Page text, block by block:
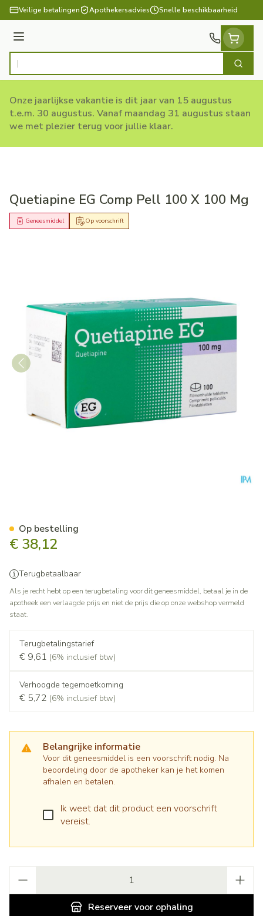
Ga naar de inhoud
Veilige betalingen Apothekersadvies Snelle beschikbaarheid
Menu
Product, merk, categorie... Zoek
Onze jaarlijkse vakantie is dit jaar van 15 augustus
t.e.m. 30 augustus. Vanaf maandag 31 augustus staan
we met plezier terug voor jullie klaar.
Quetiapine EG Comp Pell 100 X 100 Mg
Op voorschrift
Geneesmiddel
€ 38,12
Terugbetaalbaar
Als je recht hebt op een terugbetaling voor dit geneesmiddel, betaal je in de
apotheek een verlaagde prijs en niet de prijs die op onze webshop vermeld
staat.
Terugbetalingstarief
€ 9,61 (6% inclusief btw)
Verhoogde tegemoetkoming
€ 5,72 (6% inclusief btw)
Belangrijke informatie
Voor dit geneesmiddel is een voorschrift nodig. Na
beoordeling door de apotheker kan je het komen
afhalen en betalen.
Ik weet dat dit product een voorschrift
vereist.
Reserveervoor ophaling
Op bestelling